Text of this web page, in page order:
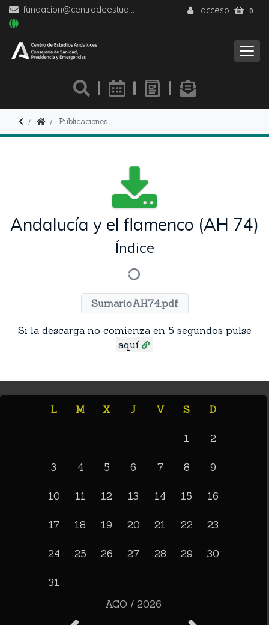
fundacion@centrodeestudiosandaluces.es acceso 0
Publicaciones
Andalucía y el flamenco (AH 74)
Índice
SumarioAH74.pdf
Si la descarga no comienza en 5 segundos pulse
aquí
L M X J V S D
1 2
3 4 5 6 7 8 9
10 11 12 13 14 15 16
17 18 19 20 21 22 23
24 25 26 27 28 29 30
31
AGO / 2026